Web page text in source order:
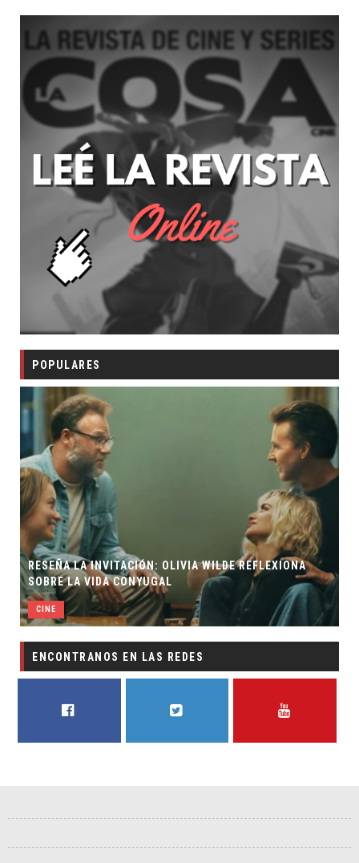
POPULARES
RESEÑA LA INVITACIÓN: OLIVIA WILDE REFLEXIONA
SOBRE LA VIDA CONYUGAL
CINE
ENCONTRANOS EN LAS REDES